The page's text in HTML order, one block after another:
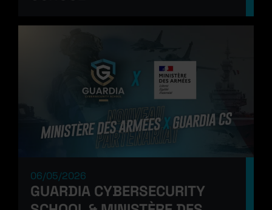
06/05/2026
GUARDIA CYBERSECURITY